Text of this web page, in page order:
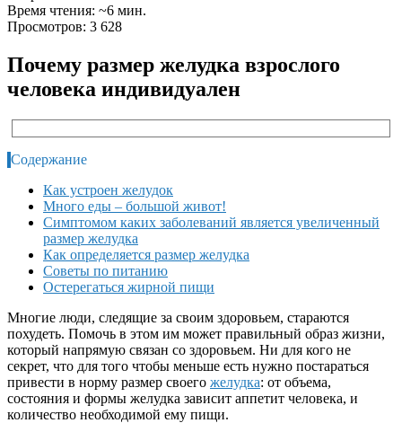
Время чтения: ~6 мин.
Просмотров: 3 628
Почему размер желудка взрослого
человека индивидуален
Содержание
Как устроен желудок
Много еды – большой живот!
Симптомом каких заболеваний является увеличенный
размер желудка
Как определяется размер желудка
Советы по питанию
Остерегаться жирной пищи
Многие люди, следящие за своим здоровьем, стараются
похудеть. Помочь в этом им может правильный образ жизни,
который напрямую связан со здоровьем. Ни для кого не
секрет, что для того чтобы меньше есть нужно постараться
привести в норму размер своего желудка: от объема,
состояния и формы желудка зависит аппетит человека, и
количество необходимой ему пищи.